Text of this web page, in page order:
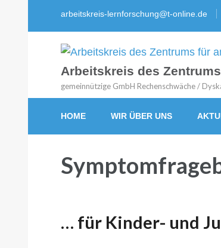
arbeitskreis-lernforschung@t-online.de
Arbeitskreis des
gemeinnützige GmbH Rechenschwäche /
HOME WIR ÜBER UNS
… für Kinder- und